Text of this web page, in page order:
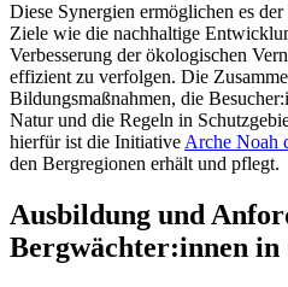
Diese Synergien ermöglichen es
Ziele wie die nachhaltige
Verbesserung der ökologischen
effizient zu verfolgen. Die
Bildungsmaßnahmen, die
Natur und die Regeln in
hierfür ist die Initiative Arche Noah
den Bergregionen erhält und pflegt.
Ausbildung und
Bergwächter:innen